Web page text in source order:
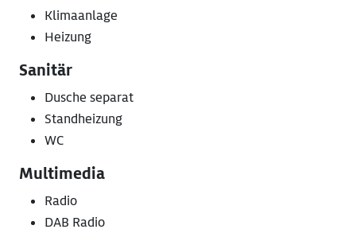
Klimaanlage
Heizung
Sanitär
Dusche separat
Standheizung
WC
Multimedia
Radio
DAB Radio